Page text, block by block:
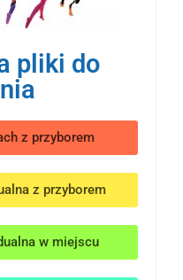
pliki do
z przyborem
z przyborem
w miejscu